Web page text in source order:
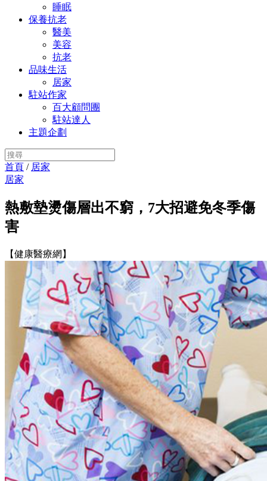
睡眠
保養抗老
醫美
美容
抗老
品味生活
居家
駐站作家
百大顧問團
駐站達人
主題企劃
首頁 / 居家
居家
熱敷墊燙傷層出不窮，7大招避免冬季傷
害
【健康醫療網】